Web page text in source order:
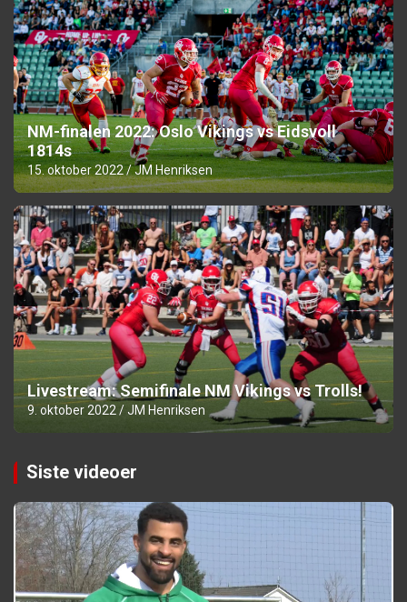
NM-finalen 2022: Oslo Vikings vs Eidsvoll
1814s
15. oktober 2022 JM Henriksen
Livestream: Semifinale NM Vikings vs Trolls!
9. oktober 2022 JM Henriksen
Siste videoer